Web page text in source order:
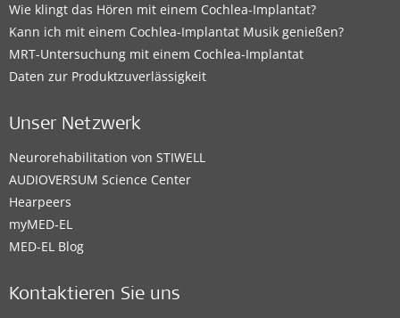
Wie klingt das Hören mit einem Cochlea-Implantat?
Kann ich mit einem Cochlea-Implantat Musik genießen?
MRT-Untersuchung mit einem Cochlea-Implantat
Daten zur Produktzuverlässigkeit
Unser Netzwerk
Neurorehabilitation von STIWELL
AUDIOVERSUM Science Center
Hearpeers
myMED‑EL
MED-EL Blog
Kontaktieren Sie uns